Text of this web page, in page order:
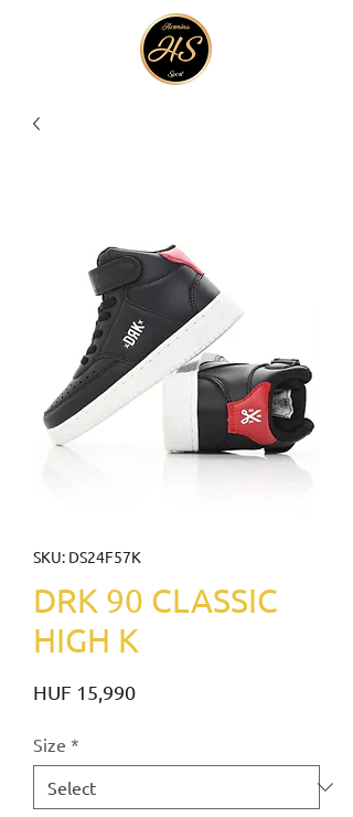
SKU: DS24F57K
DRK 90 CLASSIC
HIGH K
HUF 15,990Price
Size *